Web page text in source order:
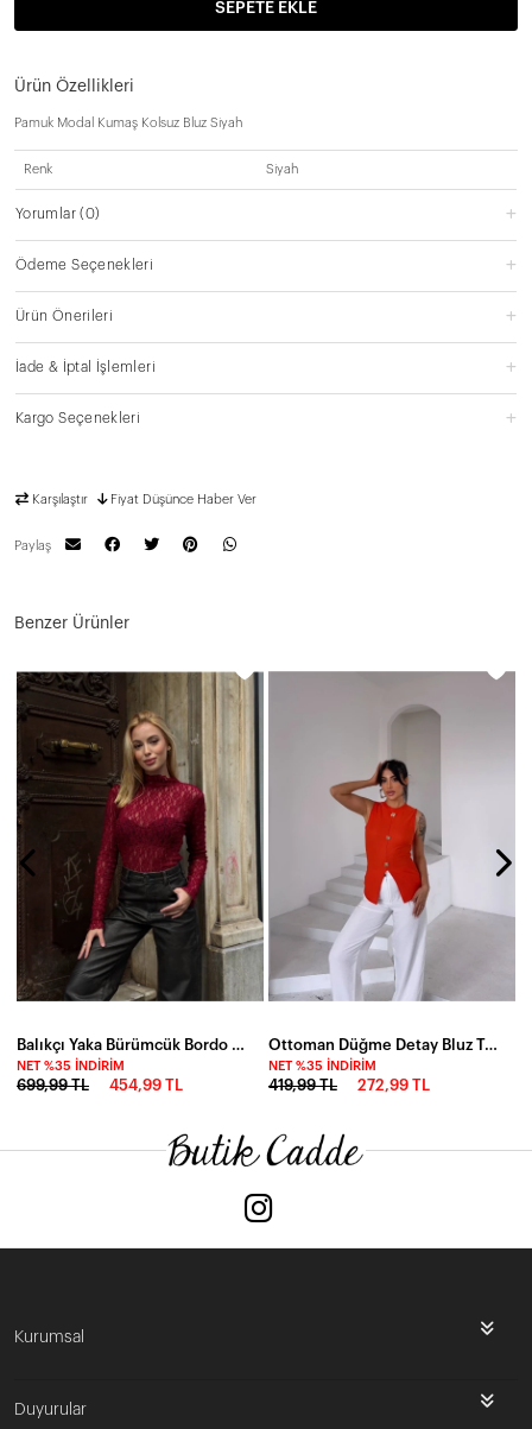
SEPETE EKLE
Ürün Özellikleri
Pamuk Modal Kumaş Kolsuz Bluz Siyah
Renk Siyah
Yorumlar(0)
Ödeme Seçenekleri
Ürün Önerileri
İade & İptal İşlemleri
Kargo Seçenekleri
Karşılaştır Fiyat Düşünce Haber Ver
Paylaş
Benzer Ürünler
Balıkçı Yaka Bürümcük Bordo Dantel Bluz
NET %35 İNDIRIM
699,99 TL 454,99 TL
Ottoman Düğme Detay Bluz Turuncu
NET %35 İNDIRIM
419,99 TL 272,99 TL
Kurumsal
Duyurular